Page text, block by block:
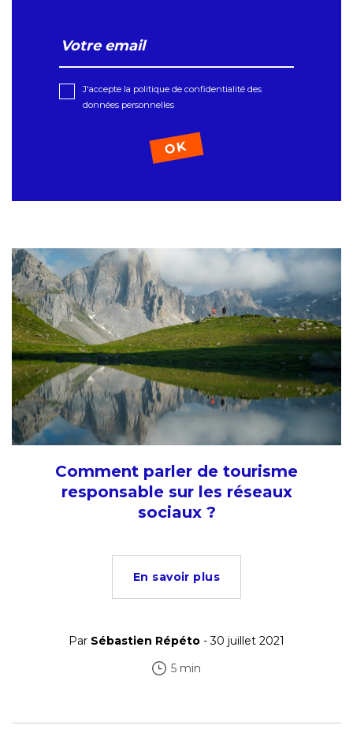
J'accepte la politique de confidentialité des
données personnelles
Comment parler de tourisme
responsable sur les réseaux
sociaux ?
En savoir plus
Par Sébastien Répéto - 30 juillet 2021
5 min